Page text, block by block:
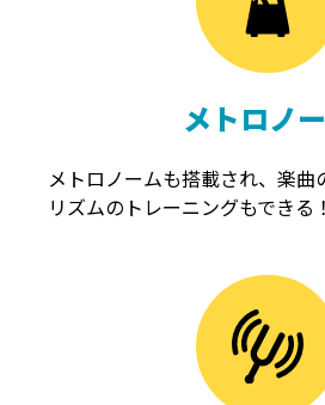
メトロノ
メトロノームも搭載され、楽曲
リズムのトレーニングもできる！